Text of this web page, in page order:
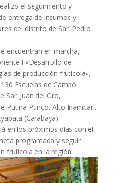
el seguimiento y
entrega de insumos y
del distrito de San Pedro
encuentran en marcha,
I «Desarrollo de
de producción frutícola»,
Escuelas de Campo
San Juan del Oro,
Putina Punco, Alto Inambari,
(Carabaya).
en los próximos días con el
programada y seguir
frutícola en la región.